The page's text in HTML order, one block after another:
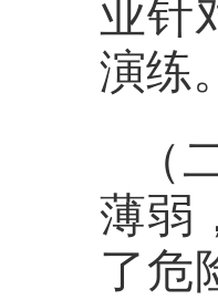
业针
演练。
（
薄弱
了危